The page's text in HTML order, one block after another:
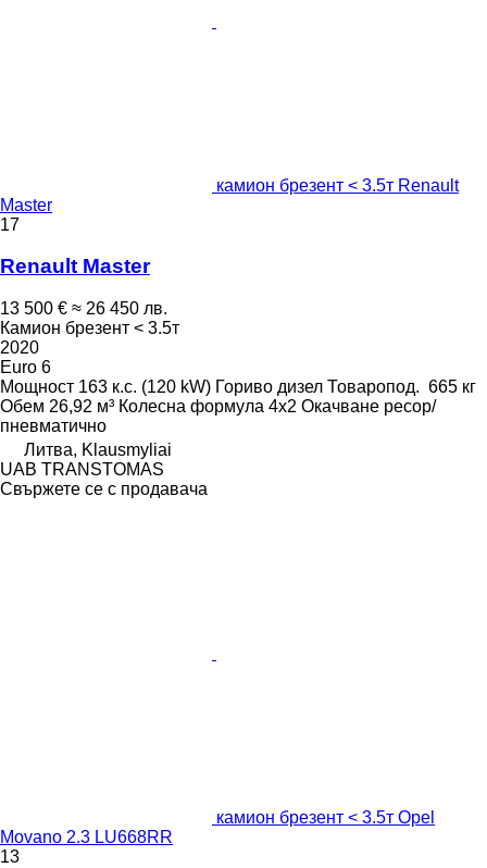
камион брезент < 3.5т Renault
Master
17
Renault Master
13 500 € ≈ 26 450 лв.
Камион брезент < 3.5т
2020
Euro 6
Мощност 163 к.с. (120 kW) Гориво дизел Товаропод. 665 кг
Обем 26,92 м³ Колесна формула 4x2 Окачване ресор/
пневматично
Литва, Klausmyliai
UAB TRANSTOMAS
Свържете се с продавача
камион брезент < 3.5т Opel
Movano 2.3 LU668RR
13